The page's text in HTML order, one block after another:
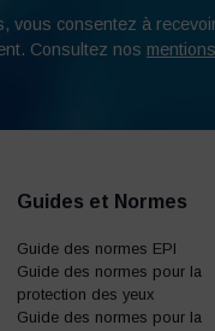
vous consentez à
Consultez nos
Guides et Normes
Guide des normes EPI
Guide des normes pour la
protection des yeux
Guide des normes pour la